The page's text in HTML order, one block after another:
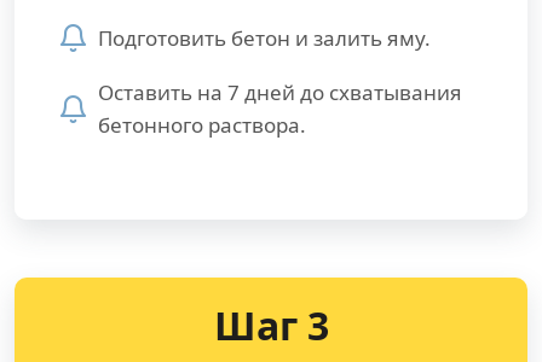
Подготовить бетон и залить яму.
Оставить на 7 дней до схватывания
бетонного раствора.
Шаг 3